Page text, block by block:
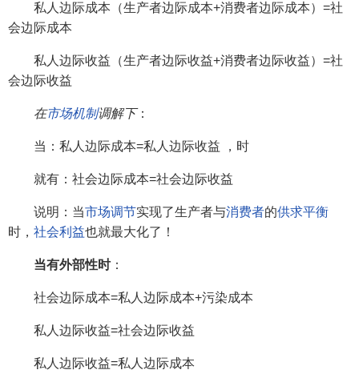
私人边际成本（生产者边际成本+消费者边际成本）=社
会边际成本
私人边际收益（生产者边际收益+消费者边际收益）=社
会边际收益
在市场机制调解下：
当：私人边际成本=私人边际收益 ，时
就有：社会边际成本=社会边际收益
说明：当市场调节实现了生产者与消费者的供求平衡
时， 社会利益也就最大化了！
当有外部性时：
社会边际成本=私人边际成本+污染成本
私人边际收益=社会边际收益
私人边际收益=私人边际成本